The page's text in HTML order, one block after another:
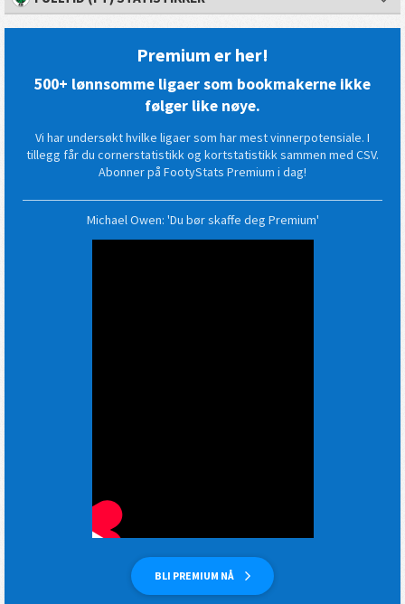
Premium er her!
500+ lønnsomme ligaer som bookmakerne ikke
følger like nøye.
Vi har undersøkt hvilke ligaer som har mest vinnerpotensiale. I
tillegg får du cornerstatistikk og kortstatistikk sammen med CSV.
Abonner på FootyStats Premium i dag!
BLI PREMIUM NÅ
Michael Owen: 'Du bør skaffe deg Premium'